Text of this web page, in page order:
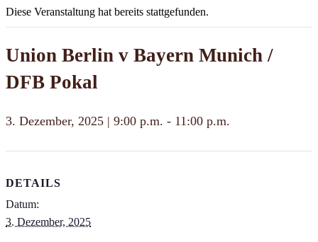
Diese Veranstaltung hat bereits stattgefunden.
Union Berlin v Bayern Munich /
DFB Pokal
3. Dezember, 2025 | 9:00 p.m. - 11:00 p.m.
DETAILS
Datum:
3. Dezember, 2025